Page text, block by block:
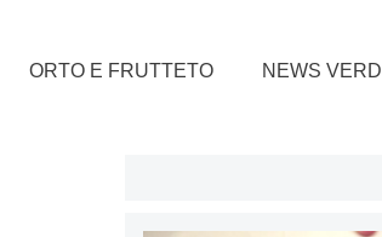
ORTO E FRUTTETO NEWS VERDI